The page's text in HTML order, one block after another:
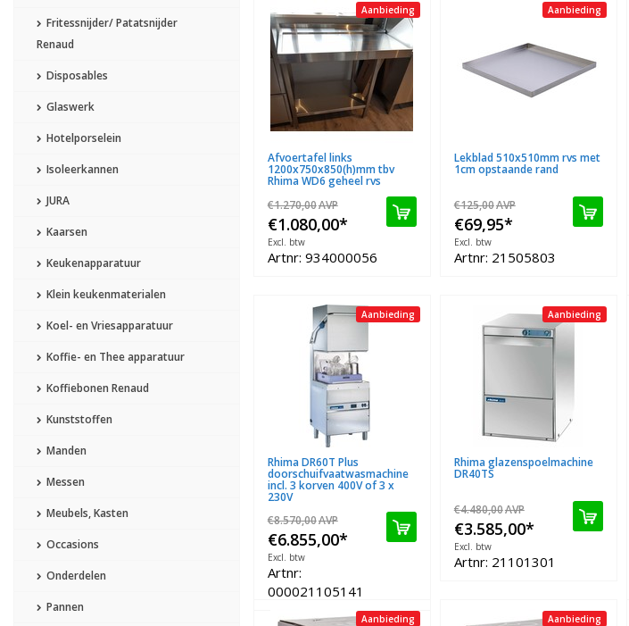
Fritessnijder/ Patatsnijder
Renaud
Disposables
Glaswerk
Hotelporselein
Isoleerkannen
JURA
Kaarsen
Keukenapparatuur
Klein keukenmaterialen
Koel- en Vriesapparatuur
Koffie- en Thee apparatuur
Koffiebonen Renaud
Kunststoffen
Manden
Messen
Meubels, Kasten
Occasions
Onderdelen
Pannen
Aanbieding
Afvoertafel links
1200x750x850(h)mm tbv
Rhima WD6 geheel rvs
€1.270,00AVP
€1.080,00*
Excl. btw
Artnr: 934000056
Aanbieding
Lekblad 510x510mm rvs met
1cm opstaande rand
€125,00AVP
€69,95*
Excl. btw
Artnr: 21505803
Aanbieding
Rhima DR60T Plus
doorschuifvaatwasmachine
incl. 3 korven 400V of 3 x
230V
€8.570,00AVP
€6.855,00*
Excl. btw
Artnr:
000021105141
Aanbieding
Rhima glazenspoelmachine
DR40TS
€4.480,00AVP
€3.585,00*
Excl. btw
Artnr: 21101301
Aanbieding Aanbieding